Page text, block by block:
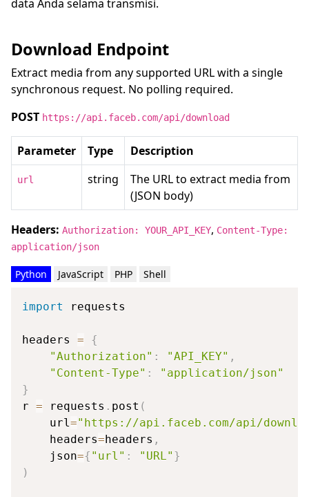
data Anda selama transmisi.
Download Endpoint
Extract media from any supported URL with a single
synchronous request. No polling required.
POST https://api.faceb.com/api/download
Parameter Type Description
url string
The URL to extract media from
(JSON body)
Headers: Authorization: YOUR_API_KEY, Content-Type:
application/json
Python JavaScript PHP Shell
import requests
headers =
{
"Authorization" : "API_KEY" ,
"Content-Type" :
"application/json"
}
r = requests . post (
    url
="https://api.faceb.com/api/
    headers
=headers ,
    json
={ "url" : "URL" }
)